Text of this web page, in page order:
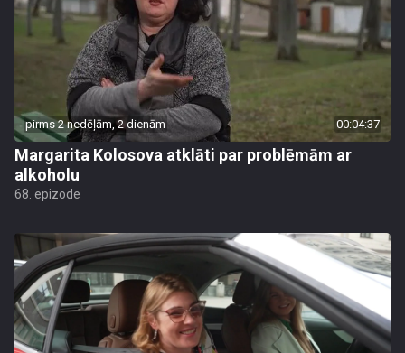
pirms 2 nedēļām, 2 dienām 00:04:37
Margarita Kolosova atklāti par problēmām ar
alkoholu
68. epizode